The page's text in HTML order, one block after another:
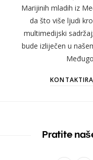
Marijinih mladih iz
da što više ljudi
multimedijski
bude izliječen u
Pratite